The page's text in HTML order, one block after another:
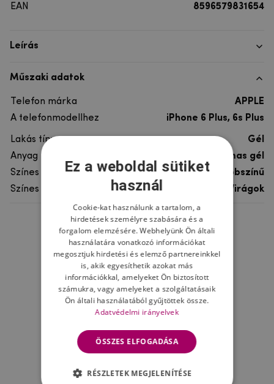
EAN
8596579831654
Leírás
Műszaki adatok
Telefon márka
APPLE
A telefonmodellhez
iPhone 6 Plus, 6s Plus
Lakás típusa
Gél
Anyag
rugalmas gél
Színes
többszínű
Színes motívum
Virágok
Ne felejtsd el
Ez a weboldal sütiket
használ
Cookie-kat használunk a tartalom, a
hirdetések személyre szabására és a
forgalom elemzésére. Webhelyünk Ön általi
használatára vonatkozó információkat
megosztjuk hirdetési és elemző partnereinkkel
is, akik egyesíthetik azokat más
információkkal, amelyeket Ön biztosított
számukra, vagy amelyeket a szolgáltatásaik
Ön általi használatából gyűjtöttek össze.
Adatvédelmi irányelvek
ÖSSZES ELFOGADÁSA
RÉSZLETEK MEGJELENÍTÉSE